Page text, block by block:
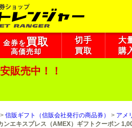
金券を買取
高価売却
切手
買取
大
購
販売中！！
> 信販ギフト（信販会社発行の商品券） > アメ
ンエキスプレス（AMEX）ギフトクーポン